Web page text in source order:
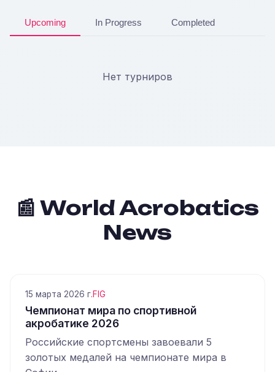
Upcoming In Progress Completed
Нет турниров
📰 World Acrobatics
News
15 марта 2026 г.FIG
Чемпионат мира по спортивной
акробатике 2026
Российские спортсмены завоевали 5
золотых медалей на чемпионате мира в